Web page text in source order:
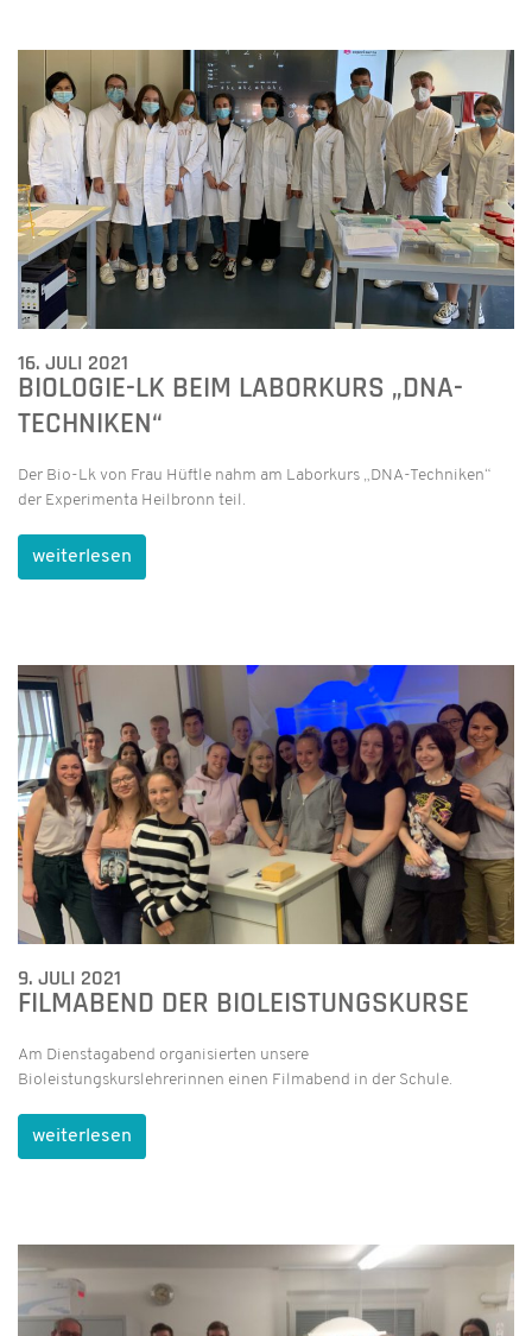
16. JULI 2021
BIOLOGIE-LK BEIM LABORKURS „DNA-
TECHNIKEN“
Der Bio-Lk von Frau Hüftle nahm am Laborkurs „DNA-Techniken“
der Experimenta Heilbronn teil.
weiterlesen
9. JULI 2021
FILMABEND DER BIOLEISTUNGSKURSE
Am Dienstagabend organisierten unsere
Bioleistungskurslehrerinnen einen Filmabend in der Schule.
weiterlesen